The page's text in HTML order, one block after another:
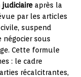
judiciaire après la
par les articles
suspend
négocier sous
Cette formule
: le cadre
récalcitrantes,